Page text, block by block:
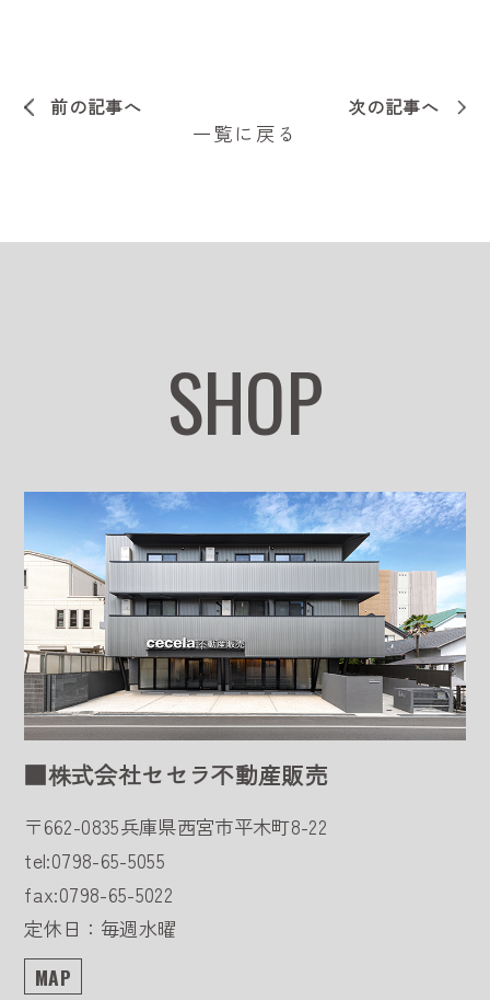
前の記事へ 次の記事へ
一覧に戻る
SHOP
■株式会社セセラ不動産販売
〒662-0835兵庫県西宮市平木町8-22
tel:0798-65-5055
fax:0798-65-5022
定休日：毎週水曜
MAP